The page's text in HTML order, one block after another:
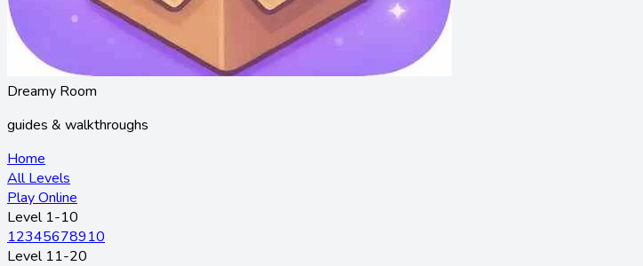
Dreamy Room
guides & walkthroughs
Home
All Levels
Play Online
Level 1-10
12345678910
Level 11-20